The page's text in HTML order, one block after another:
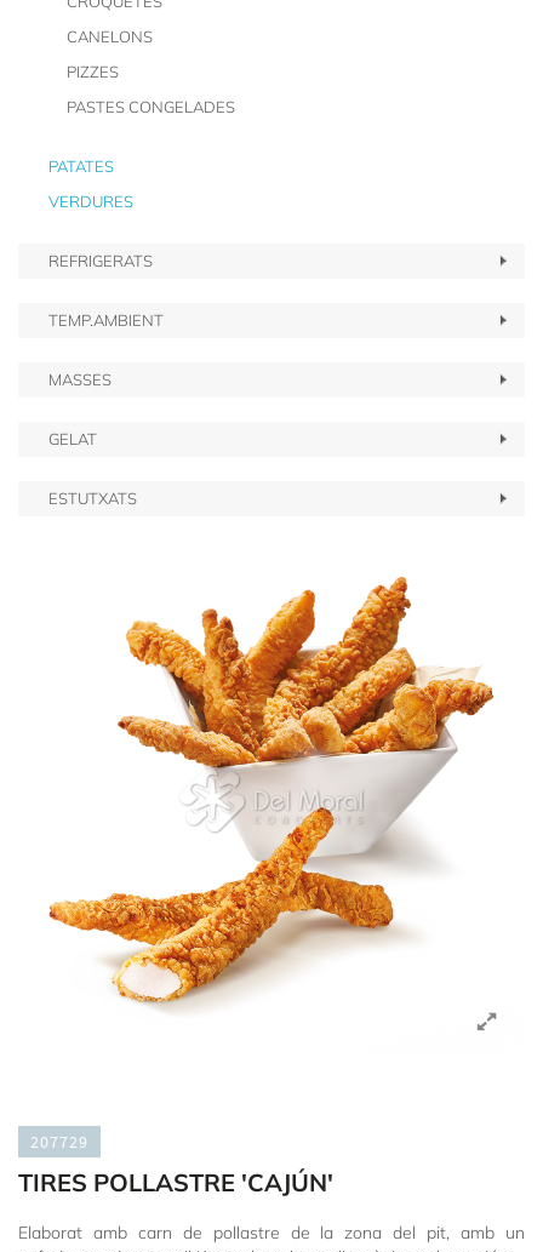
CANELONS
PIZZES
PASTES CONGELADES
PATATES
VERDURES
REFRIGERATS
TEMP.AMBIENT
MASSES
GELAT
ESTUTXATS
207729
TIRES POLLASTRE 'CAJÚN'
Elaborat amb carn de pollastre de la zona del pit, amb un